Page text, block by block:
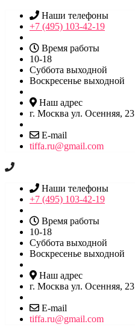
Наши телефоны
+7 (495) 103-42-19
Время работы
10-18
Суббота выходной
Воскресенье выходной
Наш адрес
г. Москва ул. Осенняя, 23
E-mail
tiffa.ru@gmail.com
Наши телефоны
+7 (495) 103-42-19
Время работы
10-18
Суббота выходной
Воскресенье выходной
Наш адрес
г. Москва ул. Осенняя, 23
E-mail
tiffa.ru@gmail.com